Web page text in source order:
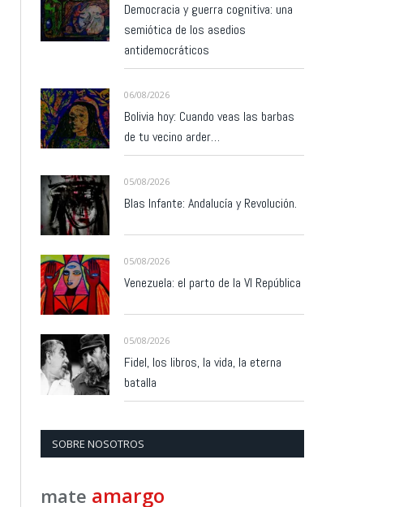
Democracia y guerra cognitiva: una
semiótica de los asedios
antidemocráticos
06/08/2026
Bolivia hoy: Cuando veas las barbas
de tu vecino arder…
05/08/2026
Blas Infante: Andalucía y Revolución.
05/08/2026
Venezuela: el parto de la VI República
05/08/2026
Fidel, los libros, la vida, la eterna
batalla
SOBRE NOSOTROS
mate amargo